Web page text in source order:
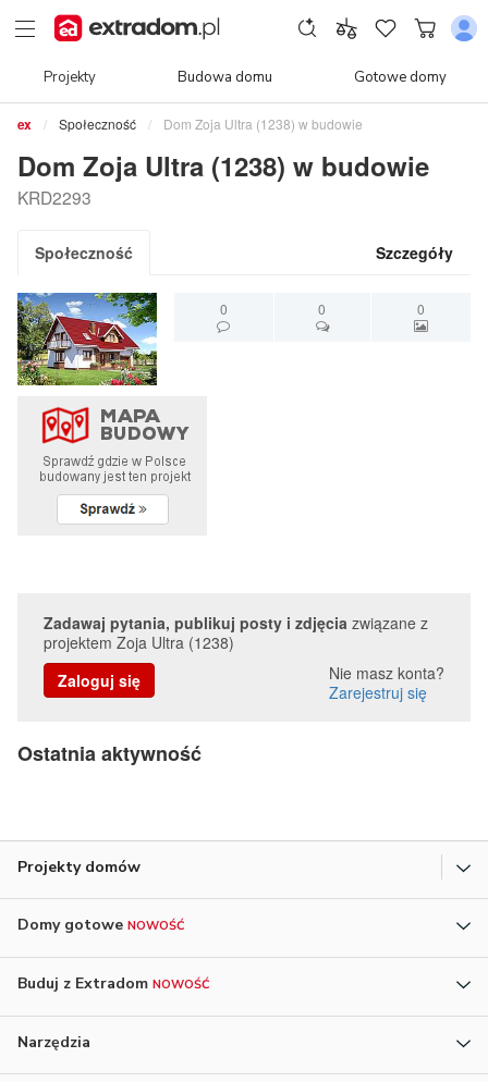
Projekty Budowa domu Gotowe domy
Społeczność Dom Zoja Ultra (1238) w budowie
Dom Zoja Ultra (1238) w budowie
KRD2293
Społeczność Szczegóły
0 0 0
Zadawaj pytania, publikuj posty i zdjęcia związane z
projektem Zoja Ultra (1238)
Zaloguj się
Nie masz konta?
Zarejestruj się
Ostatnia aktywność
Projekty domów
Domy gotowe NOWOŚĆ
Buduj z Extradom NOWOŚĆ
Narzędzia